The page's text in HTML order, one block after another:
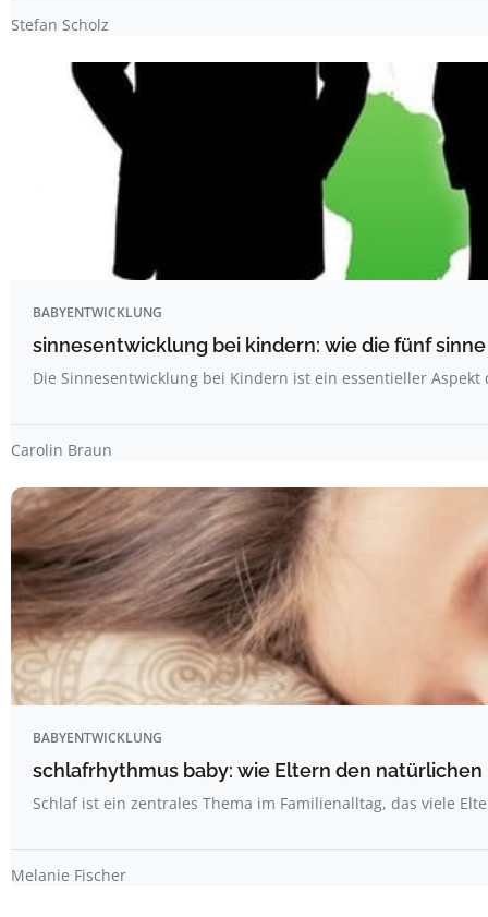
Stefan Scholz
BABYENTWICKLUNG
sinnesentwicklung bei kindern: wie die fünf
Die Sinnesentwicklung bei Kindern ist ein essentieller Aspekt
Carolin Braun
BABYENTWICKLUNG
schlafrhythmus baby: wie Eltern den
Schlaf ist ein zentrales Thema im Familienalltag, das viele
Melanie Fischer